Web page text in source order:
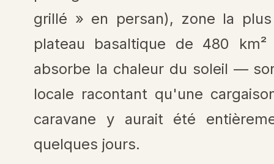
grillé » en persan), zone la
plateau basaltique de 480
absorbe la chaleur du soleil —
locale racontant qu'une
caravane y aurait été
quelques jours.